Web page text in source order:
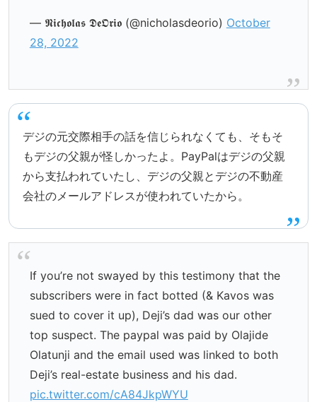
— 𝕹𝖎𝖈𝖍𝖔𝖑𝖆𝖘 𝕯𝖊𝕺𝖗𝖎𝖔 (@nicholasdeorio) October
28, 2022
デジの元交際相手の話を信じられなくても、そもそ
もデジの父親が怪しかったよ。PayPalはデジの父親
から支払われていたし、デジの父親とデジの不動産
会社のメールアドレスが使われていたから。
If you’re not swayed by this testimony that the
subscribers were in fact botted (& Kavos was
sued to cover it up), Deji’s dad was our other
top suspect. The paypal was paid by Olajide
Olatunji and the email used was linked to both
Deji’s real-estate business and his dad.
pic.twitter.com/cA84JkpWYU